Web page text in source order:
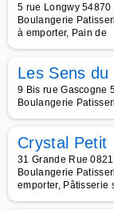
5 rue Longwy
Boulangerie
à emporter, Pain de
Les Sens du
9 Bis rue Gascogne
Boulangerie
Crystal Petit
31 Grande Rue
Boulangerie
emporter, Pâtisserie